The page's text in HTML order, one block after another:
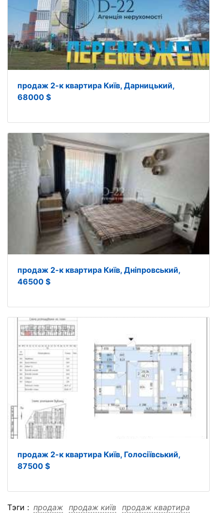
продаж 2-к квартира Київ, Дарницький,
68000 $
продаж 2-к квартира Київ, Дніпровський,
46500 $
продаж 2-к квартира Київ, Голосіївський,
87500 $
Тэги : продаж продаж київ продаж квартира